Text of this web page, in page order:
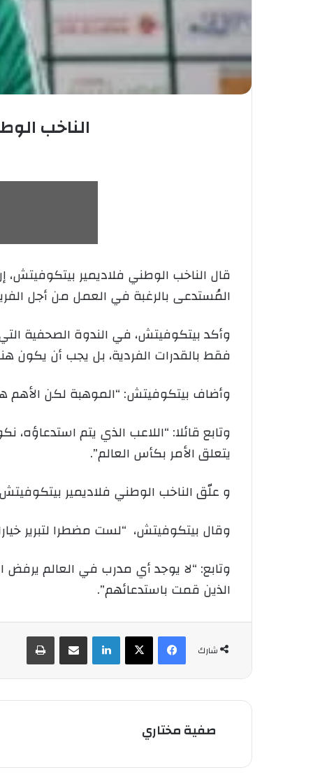
الناخب
المُستدعى بالرغبة في العمل من أجل
وأكد بيتكوفيتش، في الندوة الصحفية
فقط بالقدرات الفردية، بل يجب أن يكون
وأضاف بيتكوفيتش: “الموهبة لكن الأهم
وتابع قائلا: “اللاعب الذي يتم
يتعلق الأمر بكأس العالم”.
و علّق الناخب الوطني فلاديمير
وقال بيتكوفيتش، “لست مضطرا لتبرير
وتابع: “لا يوجد أي مدرب في العالم يرفض
الذين قمت باستدعائهم”.
شارك
فيسبوك لينكدإن شارك عبر الإيميل
صفية مختاري